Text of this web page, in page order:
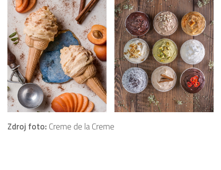
Zdroj foto: Creme de la Creme